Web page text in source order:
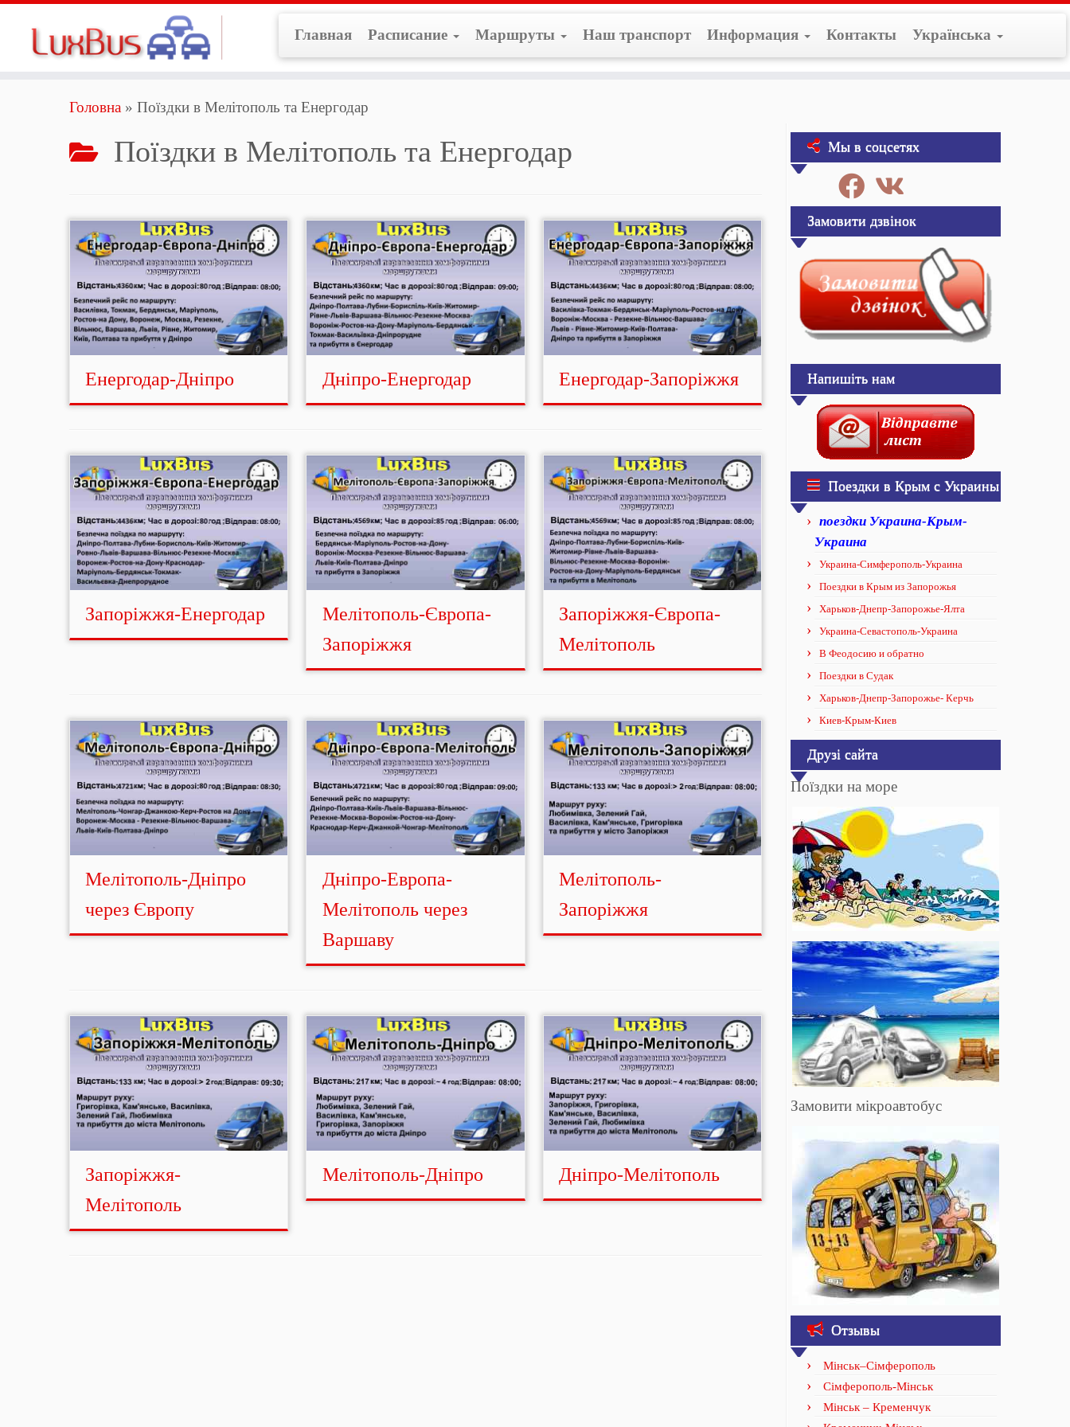
Перейти
Главная Расписание Маршруты Наш транспорт Информация Контакты Українська
Головна » Поїздки в Мелітополь та Енергодар
Поїздки в Мелітополь та Енергодар
Енергодар-Дніпро Дніпро-Енергодар Енергодар-Запоріжжя
Запоріжжя-Енергодар
Мелітополь-Європа-
Запоріжжя
Запоріжжя-Європа-
Мелітополь
Мелітополь-Дніпро
через Європу
Дніпро-Европа-
Мелітополь через
Варшаву
Мелітополь-
Запоріжжя
Запоріжжя-
Мелітополь
Мелітополь-Дніпро Дніпро-Мелітополь
Мы в соцсетях
Замовити дзвінок
Напишіть нам
Поездки в Крым с Украины
поездки Украина-Крым-
Украина
Украина-Симферополь-Украина
Поездки в Крым из Запорожья
Харьков-Днепр-Запорожье-Ялта
Украина-Севастополь-Украина
В Феодосию и обратно
Поездки в Судак
Харьков-Днепр-Запорожье- Керчь
Киев-Крым-Киев
Друзі сайта
Поїздки на море
Замовити мікроавтобус
Отзывы
Мінськ–Сімферополь
Сімферополь-Мінськ
Мінськ – Кременчук